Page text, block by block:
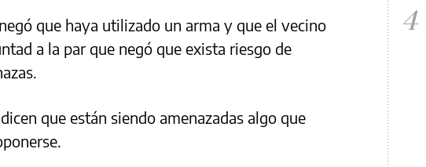
que haya utilizado un arma y que el vecino
a la par que negó que exista riesgo de
que están siendo amenazadas algo que
4